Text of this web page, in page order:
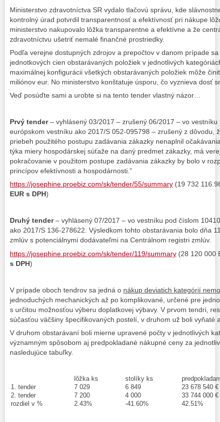
Ministerstvo zdravotníctva SR vydalo tlačovú správu, kde
kontrolný úrad potvrdil transparentnosť a efektívnosť pri nákupe
ministerstvo nakupovalo lôžka transparentne a efektívne a že
zdravotníctvu ušetriť nemalé finančné prostriedky.
Podľa verejne dostupných zdrojov a prepočtov v danom prípade
jednotkových cien obstarávaných položiek v jednotlivých
maximálnej konfigurácii všetkých obstarávaných položiek môže
miliónov eur. No ministerstvo konštatuje úsporu, čo vyznieva dosť
Veď posúďte sami a urobte si na tento tender vlastný názor…
Prvý tender– vyhlásený 03/2017 – zrušený 06/2017 – vo vestníku
európskom vestníku ako 2017/S 052-095798 – zrušený z dôvodu,
priebeh použitého postupu zadávania zákazky nenaplnil
týka miery hospodárskej súťaže na daný predmet zákazky, má
pokračovanie v použitom postupe zadávania zákazky by bolo v
princípov efektívnosti a hospodárnosti.”
https://josephine.proebiz.com/sk/tender/55/summary (19 732
EUR s DPH)
Druhý tender– vyhlásený 07/2017 – vo vestníku pod číslom
ako 2017/S 136-278622. Výsledkom tohto obstarávania bolo dňa
zmlúv s potenciálnymi dodávateľmi na Centrálnom registri zmlúv.
https://josephine.proebiz.com/sk/tender/119/summary (28 120 000
s DPH)
V prípade oboch tendrov sa jedná o nákup deviatich kategórií
jednoduchých mechanických až po komplikované, určené pre
s určitou možnosťou výberu doplatkovej výbavy. V prvom tendri,
súčasťou väčšiny špecifikovaných postelí, v druhom už boli vyňaté
V druhom obstarávaní boli mierne upravené počty v jednotlivých
významným spôsobom aj predpokladané nákupné ceny za
nasledujúce tabuľky.
lôžka ks stolíky ks
1. tender
7 029 6 849
23 678 540 €
2. tender
7 200 4 000
33 744 000 €
rozdiel v %
2.43% -41.60% 42.51%